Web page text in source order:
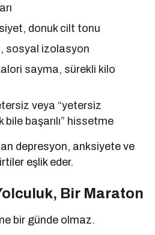
donuk cilt tonu
sosyal izolasyon
sayma, sürekli kilo
veya “yetersiz
başarılı” hissetme
depresyon, anksiyete ve
eşlik eder.
Bir Maraton
bir günde olmaz.